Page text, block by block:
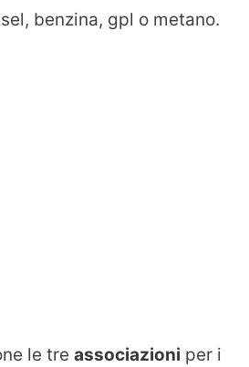
benzina, gpl o metano.
le tre associazioni per i